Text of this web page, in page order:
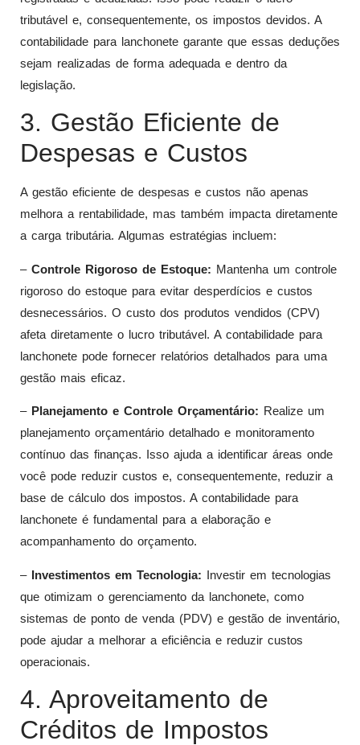
tributável e, consequentemente, os impostos devidos. A
contabilidade para lanchonete garante que essas deduções
sejam realizadas de forma adequada e dentro da
legislação.
3. Gestão Eficiente de
Despesas e Custos
A gestão eficiente de despesas e custos não apenas
melhora a rentabilidade, mas também impacta diretamente
a carga tributária. Algumas estratégias incluem:
– Controle Rigoroso de Estoque: Mantenha um controle
rigoroso do estoque para evitar desperdícios e custos
desnecessários. O custo dos produtos vendidos (CPV)
afeta diretamente o lucro tributável. A contabilidade para
lanchonete pode fornecer relatórios detalhados para uma
gestão mais eficaz.
– Planejamento e Controle Orçamentário: Realize um
planejamento orçamentário detalhado e monitoramento
contínuo das finanças. Isso ajuda a identificar áreas onde
você pode reduzir custos e, consequentemente, reduzir a
base de cálculo dos impostos. A contabilidade para
lanchonete é fundamental para a elaboração e
acompanhamento do orçamento.
– Investimentos em Tecnologia: Investir em tecnologias
que otimizam o gerenciamento da lanchonete, como
sistemas de ponto de venda (PDV) e gestão de inventário,
pode ajudar a melhorar a eficiência e reduzir custos
operacionais.
4. Aproveitamento de
Créditos de Impostos